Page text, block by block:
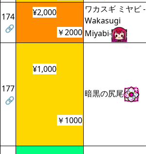
174
🔗
¥2,000
ワカスギ ミヤビ -
Wakasugi
Miyabi-
￥2000
177
🔗
¥1,000
暗黒の尻尾
￥1000